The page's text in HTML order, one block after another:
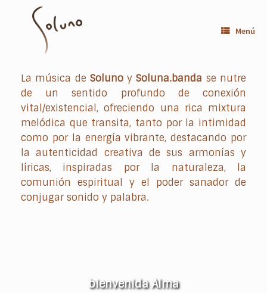
contenido
Menú
La música de SolunoySoluna.banda se nutre
de un sentido profundo de conexión
vital/existencial, ofreciendo una rica mixtura
melódica que transita, tanto por la intimidad
como por la energía vibrante, destacando por
la autenticidad creativa de sus armonías y
líricas, inspiradas por la naturaleza, la
comunión espiritual y el poder sanador de
conjugar sonido y palabra.
bienvenida Alma